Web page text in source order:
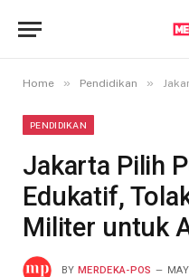
Home » Pendidikan » Jakarta
PENDIDIKAN
Jakarta Pilih
Edukatif,
Militer untuk
BY MERDEKA-POS